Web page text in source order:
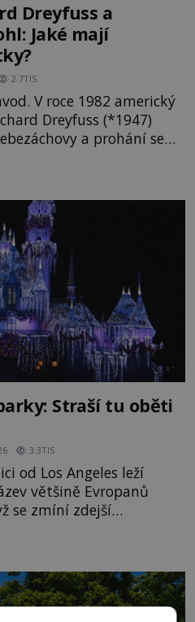
Dreyfuss a
Jaké mají
2.7TIS
V roce 1982 americký
Dreyfuss (*1947)
a prohání se
jako utržený ze
když to Dreyfuss
kokain. Tímto
Straší tu oběti
3.3TIS
od Los Angeles leží
většině Evropanů
se zmíní zdejší
sadu pomerančovníků.
lidí ročně. A ač je
z